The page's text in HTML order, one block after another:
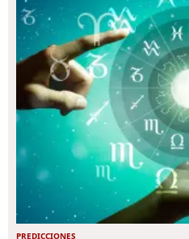
PREDICCIONES